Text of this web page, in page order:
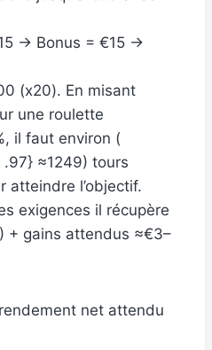
→ Bonus = €15 →
(x20). En misant
une roulette
il faut environ (
≈1249) tours
atteindre l’objectif.
exigences il récupère
+ gains attendus ≈€3–
net attendu